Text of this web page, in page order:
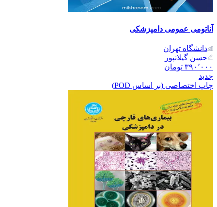
آناتومی عمومی دامپزشکی
دانشگاه تهران
حسن گیلانپور
۳۹۰٬۰۰۰ تومان
جدید
چاپ اختصاصی (بر اساس POD)